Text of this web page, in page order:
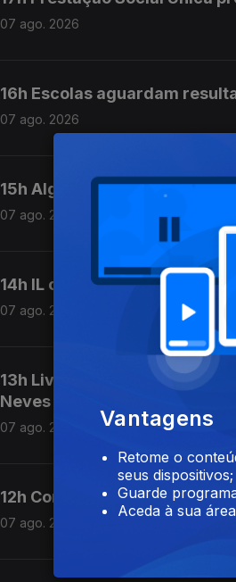
07 ago. 2026
16h Escolas aguardam
07 ago. 2026
15h Algumas escolas já
07 ago. 2026
14h IL considera que Luís
07 ago. 2026
13h Livre pede a
Neves
07 ago. 2026
12h Combustíveis vão baixar
07 ago. 2026
Vantagens
Retome o
seus dispositivos;
Guarde
Aceda à sua